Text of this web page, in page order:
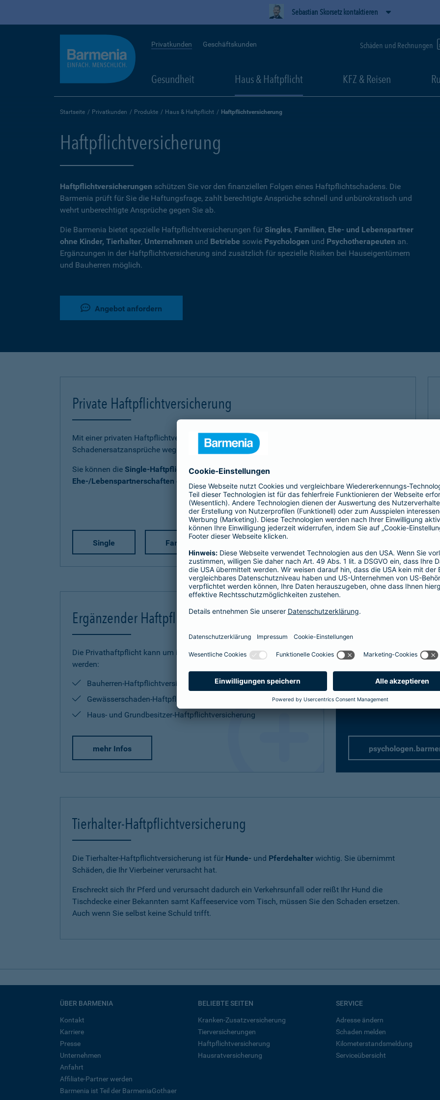
Sebastian Skorsetz kontaktieren
Privatkunden Geschäftskunden Schäden und Rechnungen
Gesundheit Haus & Haftpflicht KFZ & Reisen
Startseite Privatkunden Produkte Haus & Haftpflicht Haftpflichtversicherung
Haftpflichtversicherung
Haftpflichtversicherungen schützen Sie vor den finanziellen Folgen eines Haftpflichtschadens. Die
Barmenia prüft für Sie die Haftungsfrage, zahlt berechtigte Ansprüche schnell und unbürokratisch und
wehrt unberechtigte Ansprüche gegen Sie ab.
Die Barmenia bietet spezielle Haftpflichtversicherungen für Singles, Familien, Ehe- und Lebenspartner
ohne Kinder, Tierhalter, Unternehmen und Betriebe sowie Psychologen und Psychotherapeuten an.
Ergänzungen in der Haftpflichtversicherung sind zusätzlich für spezielle Risiken bei Hauseigentümern
und Bauherren möglich.
Angebot anfordern
Private Haftpflichtversicherung
Mit einer privaten Haftpflichtversicherung (PHV) sichern Sie sich gegen
Schadenersatzansprüche wegen Personen-, Sach- und Vermögensschäden ab.
Sie können die Single-Haftpflicht ,Familien-Haftpflichtoder
Ehe-/Lebenspartnerschaften ohne Kind(er)
als Basis-, Top- oder Premium-Schutz vereinbaren.
Single Familie
Ergänzender Haftpflichtschutz
Die Privathaftpflicht kann um individuelle Haftungsrisiken ergänzt
werden:
Bauherren-Haftpflichtversicherung
Gewässerschaden-Haftpflichtversicherung
Haus- und Grundbesitzer-Haftpflichtversicherung
mehr Infos
Psychologen
Exklusive Tarife zu
speziell
Tierhalter-Haftpflichtversicherung
Die Tierhalter-Haftpflichtversicherung ist für Hunde- und Pferdehalter wichtig. Sie übernimmt
Schäden, die Ihr Vierbeiner verursacht hat.
Erschreckt sich Ihr Pferd und verursacht dadurch ein Verkehrsunfall oder reißt Ihr Hund die
Tischdecke einer Bekannten samt Kaffeeservice vom Tisch, müssen Sie den Schaden ersetzen.
Auch wenn Sie selbst keine Schuld trifft.
ÜBER BARMENIA
Kontakt
Karriere
Presse
Unternehmen
Anfahrt
Affiliate-Partner werden
Barmenia ist Teil der BarmeniaGothaer
BELIEBTE SEITEN
Kranken-Zusatzversicherung
Tierversicherungen
Haftpflichtversicherung
Hausratversicherung
SERVICE
Adresse ändern
Schaden melden
Kilometerstandsmeldung
Serviceübersicht